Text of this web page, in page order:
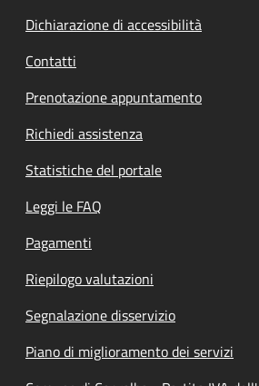
Dichiarazione di accessibilità
Contatti
Prenotazione appuntamento
Richiedi assistenza
Statistiche del portale
Leggi le FAQ
Pagamenti
Riepilogo valutazioni
Segnalazione disservizio
Piano di miglioramento dei servizi